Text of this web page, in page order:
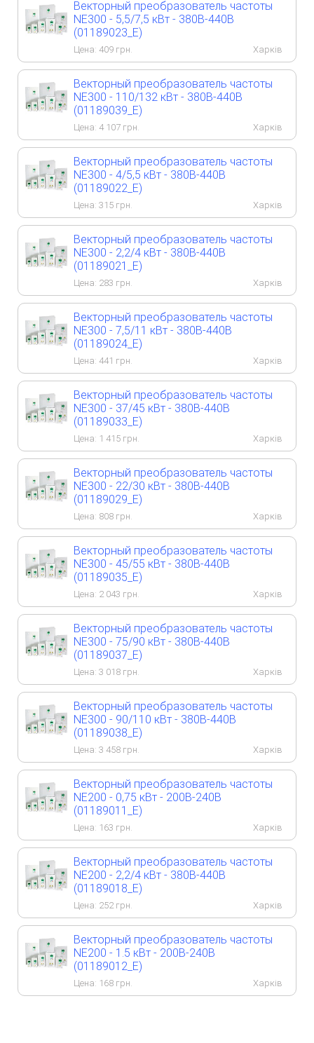
Векторный преобразователь частоты
NE300 - 5,5/7,5 кВт - 380B-440B
(01189023_E)
Цена: 409 грн. Харків
Векторный преобразователь частоты
NE300 - 110/132 кВт - 380B-440B
(01189039_E)
Цена: 4 107 грн. Харків
Векторный преобразователь частоты
NE300 - 4/5,5 кВт - 380B-440B
(01189022_E)
Цена: 315 грн. Харків
Векторный преобразователь частоты
NE300 - 2,2/4 кВт - 380B-440B
(01189021_E)
Цена: 283 грн. Харків
Векторный преобразователь частоты
NE300 - 7,5/11 кВт - 380B-440B
(01189024_E)
Цена: 441 грн. Харків
Векторный преобразователь частоты
NE300 - 37/45 кВт - 380B-440B
(01189033_E)
Цена: 1 415 грн. Харків
Векторный преобразователь частоты
NE300 - 22/30 кВт - 380B-440B
(01189029_E)
Цена: 808 грн. Харків
Векторный преобразователь частоты
NE300 - 45/55 кВт - 380B-440B
(01189035_E)
Цена: 2 043 грн. Харків
Векторный преобразователь частоты
NE300 - 75/90 кВт - 380B-440B
(01189037_E)
Цена: 3 018 грн. Харків
Векторный преобразователь частоты
NE300 - 90/110 кВт - 380B-440B
(01189038_E)
Цена: 3 458 грн. Харків
Векторный преобразователь частоты
NE200 - 0,75 кВт - 200B-240B
(01189011_E)
Цена: 163 грн. Харків
Векторный преобразователь частоты
NE200 - 2,2/4 кВт - 380B-440B
(01189018_E)
Цена: 252грн. Харків
Векторный преобразователь частоты
NE200 - 1.5 кВт - 200B-240B
(01189012_E)
Цена: 168 грн. Харків